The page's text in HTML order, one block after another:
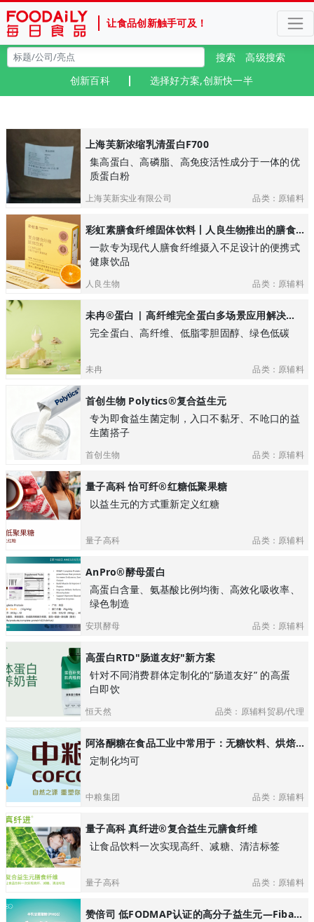
让食品创新触手可及！
搜索
高级搜索
创新百科
选择好方案,创新快一半
上海芙新浓缩乳清蛋白F700
集高蛋白、高磷脂、高免疫活性成分于一体的优
质蛋白粉
上海芙新实业有限公司 品类：原辅料
彩虹素膳食纤维固体饮料丨人良生物推出的膳食纤维便携补充装丨高效补充膳食纤维
一款专为现代人膳食纤维摄入不足设计的便携式
健康饮品
人良生物 品类：原辅料
未冉®️蛋白 | 高纤维完全蛋白多场景应用解决方案
完全蛋白、高纤维、低脂零胆固醇、绿色低碳
未冉 品类：原辅料
首创生物 Polytics®复合益生元
专为即食益生菌定制，入口不黏牙、不呛口的益
生菌搭子
首创生物 品类：原辅料
量子高科 怡可纤®红糖低聚果糖
以益生元的方式重新定义红糖
量子高科 品类：原辅料
AnPro®酵母蛋白
高蛋白含量、氨基酸比例均衡、高效化吸收率、
绿色制造
安琪酵母 品类：原辅料
高蛋白RTD"肠道友好"新方案
针对不同消费群体定制化的“肠道友好” 的高蛋
白即饮
恒天然 品类：原辅料贸易/代理
阿洛酮糖在食品工业中常用于：无糖饮料、烘焙食品：替代蔗糖降低热量
定制化均可
中粮集团 品类：原辅料
量子高科 真纤进®复合益生元膳食纤维
让食品饮料一次实现高纤、减糖、清洁标签
量子高科 品类：原辅料
赞倍司 低FODMAP认证的高分子益生元—Fibalance®（半乳甘露聚糖）